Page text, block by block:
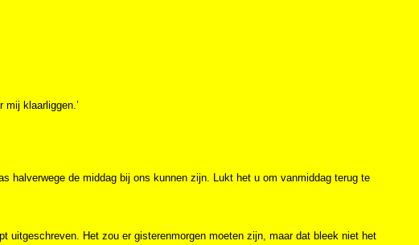
klaarliggen.’
halverwege de middag bij ons kunnen zijn. Lukt het u om vanmiddag terug te
uitgeschreven. Het zou er gisterenmorgen moeten zijn, maar dat bleek niet het